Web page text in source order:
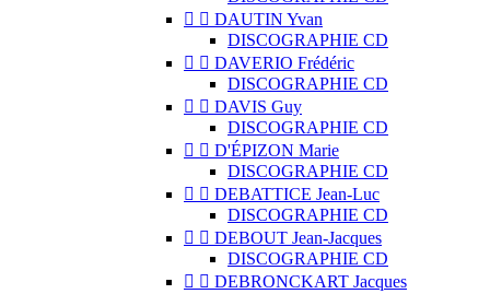
  DAUTIN Yvan
DISCOGRAPHIE CD
  DAVERIO Frédéric
DISCOGRAPHIE CD
  DAVIS Guy
DISCOGRAPHIE CD
  D'ÉPIZON Marie
DISCOGRAPHIE CD
  DEBATTICE Jean-Luc
DISCOGRAPHIE CD
  DEBOUT Jean-Jacques
DISCOGRAPHIE CD
  DEBRONCKART Jacques